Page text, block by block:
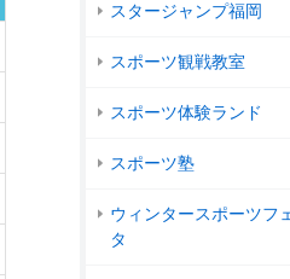
スタージャンプ福岡
スポーツ観戦教室
スポーツ体験ランド
スポーツ塾
ウィンタースポーツフ
タ